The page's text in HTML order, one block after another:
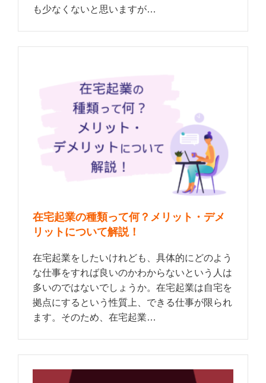
も少なくないと思いますが…
在宅起業の種類って何？メリット・デメ
リットについて解説！
在宅起業をしたいけれども、具体的にどのよう
な仕事をすれば良いのかわからないという人は
多いのではないでしょうか。在宅起業は自宅を
拠点にするという性質上、できる仕事が限られ
ます。そのため、在宅起業…